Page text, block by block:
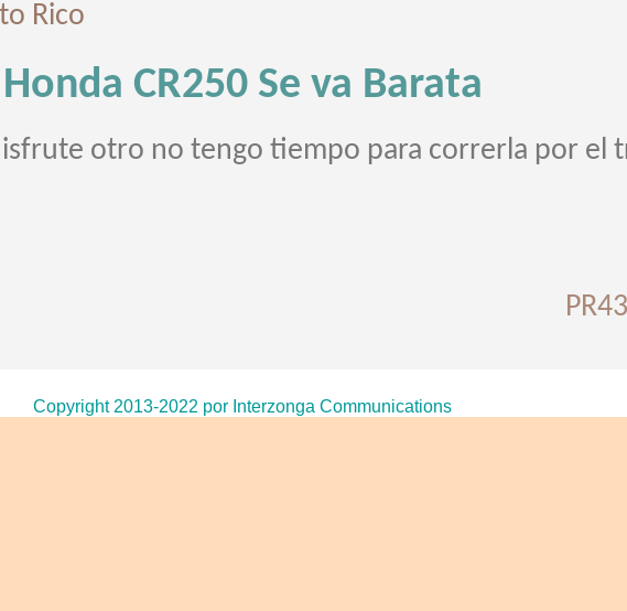
Rico
Honda CR250 Se va Barata
otro no tengo tiempo para correrla por el
Copyright 2013-2022 por Interzonga Communications